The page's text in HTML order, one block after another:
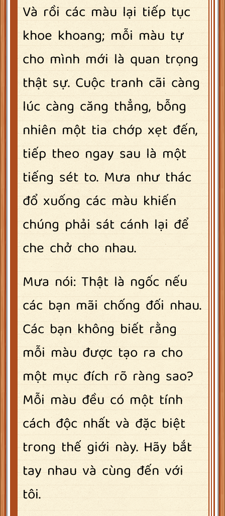
Và rồi các màu lại tiếp tục
khoe khoang; mỗi màu tự
cho mình mới là quan trọng
thật sự. Cuộc tranh cãi càng
lúc càng căng thẳng, bỗng
nhiên một tia chớp xẹt đến,
tiếp theo ngay sau là một
tiếng sét to. Mưa như thác
đổ xuống các màu khiến
chúng phải sát cánh lại để
che chở cho nhau.
Mưa nói: Thật là ngốc nếu
các bạn mãi chống đối nhau.
Các bạn không biết rằng
mỗi màu được tạo ra cho
một mục đích rõ ràng sao?
Mỗi màu đều có một tính
cách độc nhất và đặc biệt
trong thế giới này. Hãy bắt
tay nhau và cùng đến với
tôi.